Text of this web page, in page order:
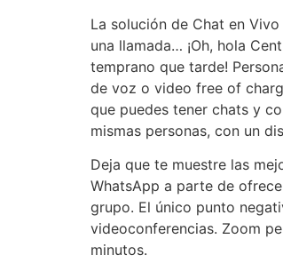
La solución de Chat en
una llamada… ¡Oh, hola
temprano que tarde!
de voz o video free of
que puedes tener chats y
mismas personas, con un
Deja que te muestre las
WhatsApp a parte de
grupo. El único punto
videoconferencias. Zoom
minutos.